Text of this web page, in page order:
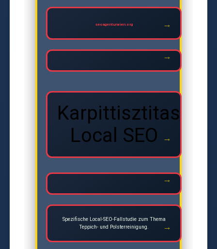
seoagenturwien.org
Karpittisztitas
Local SEO
Spezifische Local-SEO-Fallstudie zum Thema
Teppich- und Polsterreinigung.